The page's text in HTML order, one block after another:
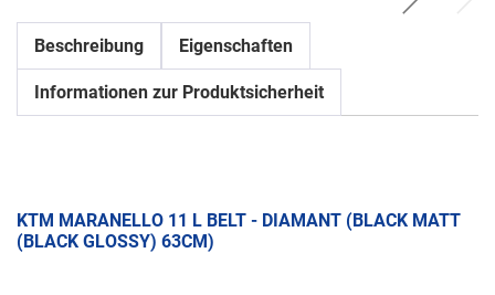
Beschreibung Eigenschaften
Informationen zur Produktsicherheit
KTM MARANELLO 11 L BELT - DIAMANT (BLACK MATT
(BLACK GLOSSY) 63CM)